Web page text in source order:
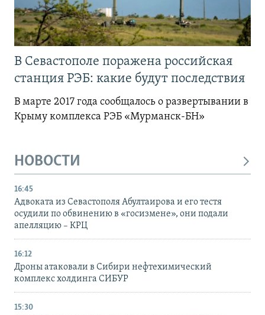
В Севастополе поражена российская
станция РЭБ: какие будут последствия
В марте 2017 года сообщалось о развертывании в
Крыму комплекса РЭБ «Мурманск-БН»
НОВОСТИ
16:45
Адвоката из Севастополя Абултаирова и его тестя
осудили по обвинению в «госизмене», они подали
апелляцию – КРЦ
16:12
Дроны атаковали в Сибири нефтехимический
комплекс холдинга СИБУР
15:30